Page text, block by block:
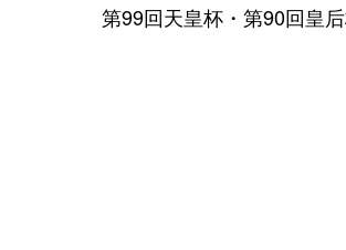
第99回天皇杯・第90回皇